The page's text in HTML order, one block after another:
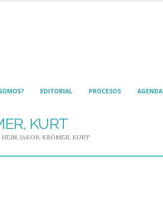
EDITORIAL PROCESOS AGENDA
KURT
HEIN, JAKOB; KRÖMER, KURT